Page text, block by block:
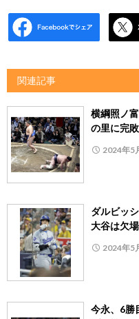
関連記事
横綱照ノ
の里に完敗
2024年5
ダルビッ
大谷は欠場
2024年5
今永、6勝